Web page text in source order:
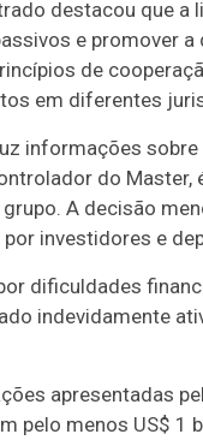
destacou que
e promover
de
em diferentes
informações
do
A decisão
investidores e
dificuldades
indevidamente
apresentadas
pelo menos US$